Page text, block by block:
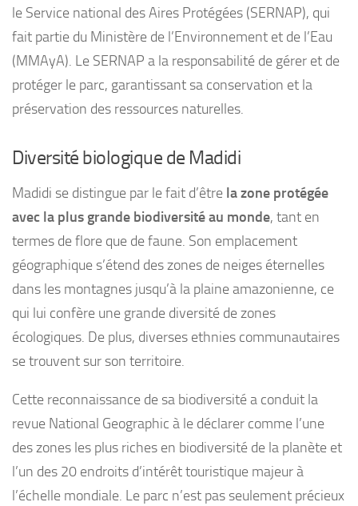
le Service national des Aires Protégées (SERNAP), qui
fait partie du Ministère de l’Environnement et de l’Eau
(MMAyA). Le SERNAP a la responsabilité de gérer et de
protéger le parc, garantissant sa conservation et la
préservation des ressources naturelles.
Diversité biologique de Madidi
Madidi se distingue par le fait d’être la zone protégée
avec la plus grande biodiversité au monde, tant en
termes de flore que de faune. Son emplacement
géographique s’étend des zones de neiges éternelles
dans les montagnes jusqu’à la plaine amazonienne, ce
qui lui confère une grande diversité de zones
écologiques. De plus, diverses ethnies communautaires
se trouvent sur son territoire.
Cette reconnaissance de sa biodiversité a conduit la
revue National Geographic à le déclarer comme l’une
des zones les plus riches en biodiversité de la planète et
l’un des 20 endroits d’intérêt touristique majeur à
l’échelle mondiale. Le parc n’est pas seulement précieux